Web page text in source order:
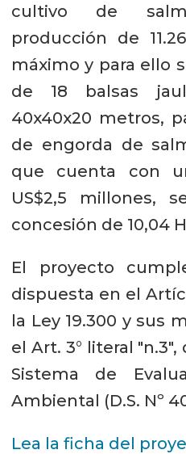
cultivo de
producción de
máximo y para ello
de 18 balsas
40x40x20 metros,
de engorda de
que cuenta con
US$2,5 millones,
concesión de 10,04
El proyecto
dispuesta en el
la Ley 19.300 y sus
el Art. 3° literal
Sistema de
Ambiental (D.S. Nº
Lea la ficha del